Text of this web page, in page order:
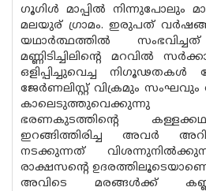
ഗൂഗിൾ മാപ്പിൽ നിന്നുപോലും
മലയുര് ഗ്രാമം. ഇരുപത്
യഥാർത്ഥത്തിൽ
മണ്ണിടിച്ചിലിൻ്റെ മറവിൽ
ഒളിപ്പിച്ചുവെച്ച നിഗൂഢതകൾ
ജേർണലിസ്റ്റ് വിക്രമും
കാലെടുത്തുവെക്കുന്നു
ഭരണകുടത്തിന്റെ
ഇറങ്ങിത്തിരിച്ച അവർ
നടക്കുന്നത്
രാക്ഷസൻ്റെ
അവിടെ മരങ്ങൾക്ക്